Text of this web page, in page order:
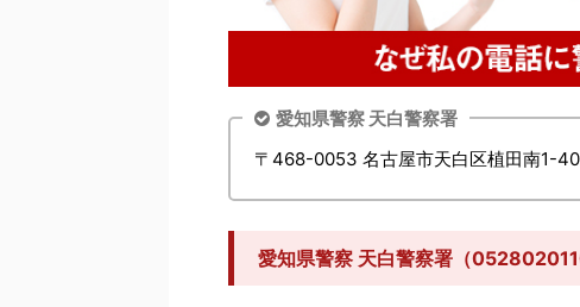
愛知県警察 天白警察署
〒468-0053 名古屋市天白区植田南1-
愛知県警察 天白警察署（